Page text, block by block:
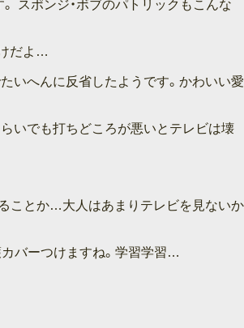
スポンジ・ボブのパトリックもこんな
だよ…
いへんに反省したようです。かわいい愛
いでも打ちどころが悪いとテレビは壊
ことか…大人はあまりテレビを見ないか
バーつけますね。学習学習…